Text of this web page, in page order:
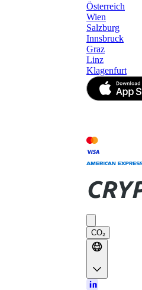
Österreich
Wien
Salzburg
Innsbruck
Graz
Linz
Klagenfurt
CO₂